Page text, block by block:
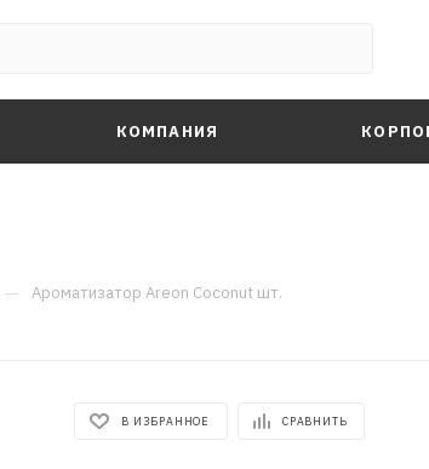
КОМПАНИЯ
— Ароматизатор Areon Coconut шт.
В ИЗБРАННОЕ СРАВНИТЬ